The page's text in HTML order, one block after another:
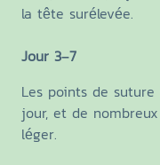
la tête surélevée.
Jour 3–7
Les points de
jour, et de
léger.